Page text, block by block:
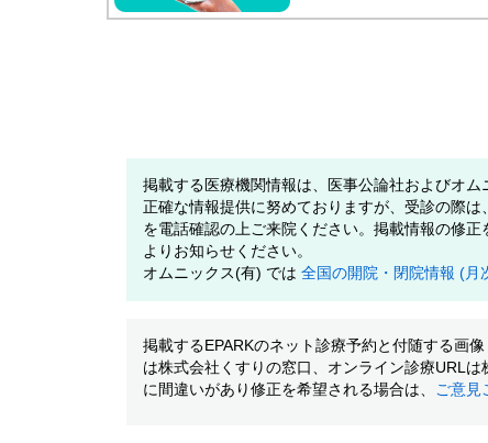
掲載する医療機関情報は、医事公論社およびオム
正確な情報提供に努めておりますが、受診の際
を電話確認の上ご来院ください。掲載情報の修正
よりお知らせください。
オムニックス(有) では 全国の開院・閉院情報 (月
掲載するEPARKのネット診療予約と付随する画
は株式会社くすりの窓口、オンライン診療URL
に間違いがあり修正を希望される場合は、 ご意見